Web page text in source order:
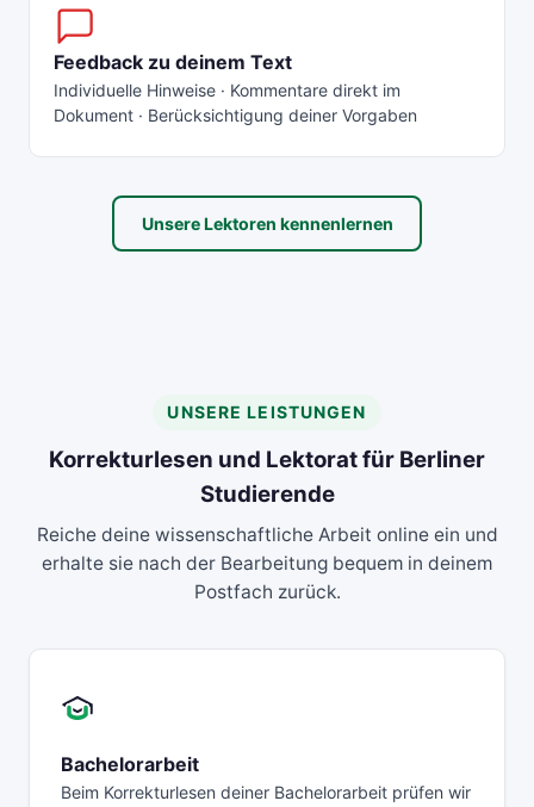
Feedback zu deinem Text
Individuelle Hinweise · Kommentare direkt im
Dokument · Berücksichtigung deiner Vorgaben
Unsere Lektoren kennenlernen
UNSERE LEISTUNGEN
Korrekturlesen und Lektorat für Berliner
Studierende
Reiche deine wissenschaftliche Arbeit online ein und
erhalte sie nach der Bearbeitung bequem in deinem
Postfach zurück.
Bachelorarbeit
Beim Korrekturlesen deiner Bachelorarbeit prüfen wir